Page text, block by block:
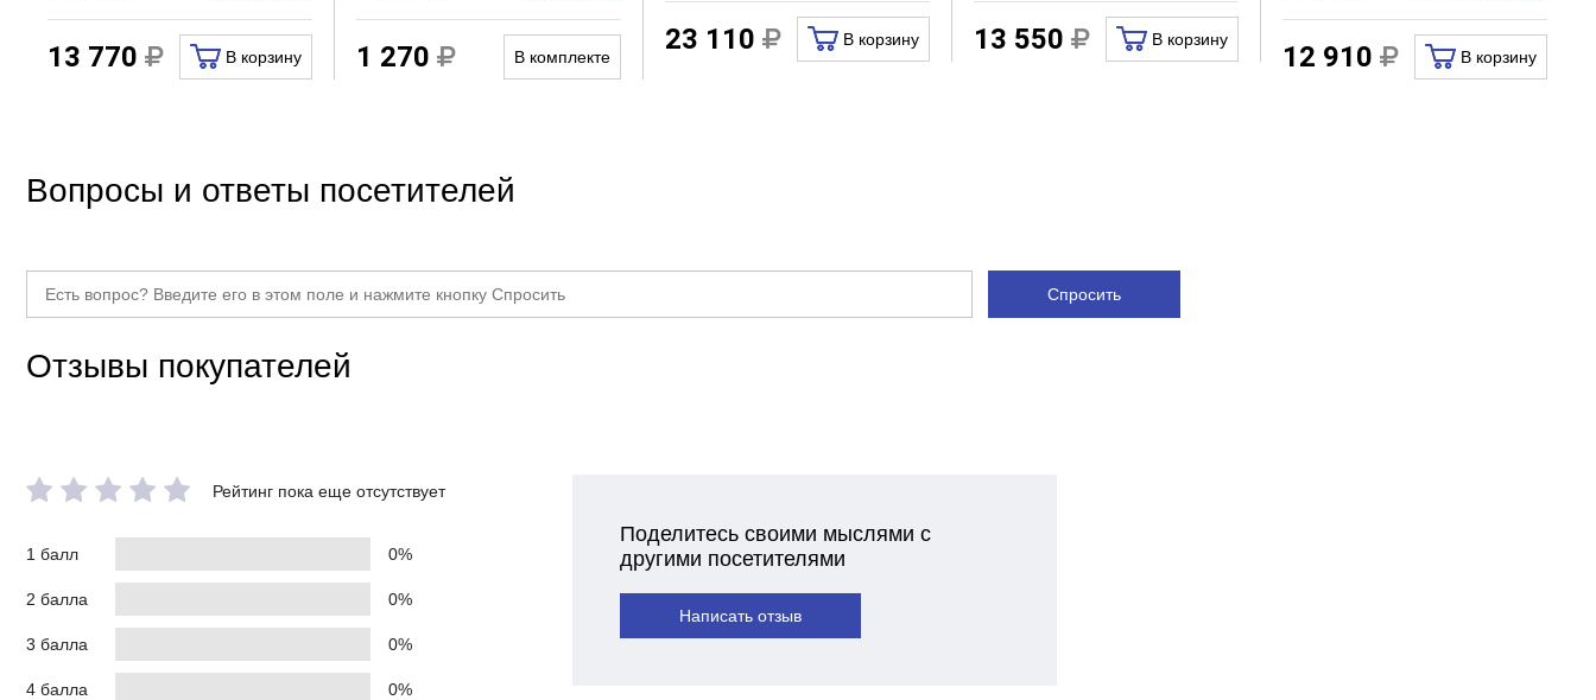
13 770 В корзину 1 270 В комплекте
23 110 В корзину 13 550 В корзину
12 910 В корзину
Вопросы и ответы посетителей
Спросить
Отзывы покупателей
Рейтинг пока еще отсутствует
1 балл 0%
2 балла 0%
3 балла 0%
4 балла 0%
Поделитесь своими мыслями с
другими посетителями
Написать отзыв